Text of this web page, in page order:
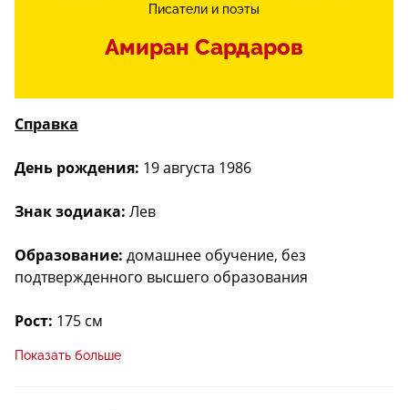
Писатели и поэты
Амиран Сардаров
Справка
День рождения: 19 августа 1986
Знак зодиака: Лев
Образование: домашнее обучение, без
подтвержденного высшего образования
Рост: 175 см
Показать больше